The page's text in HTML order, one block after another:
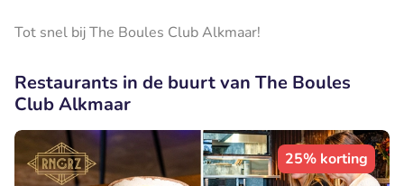
Tot snel bij The Boules Club Alkmaar!
Restaurants in de buurt van The Boules
Club Alkmaar
25% korting